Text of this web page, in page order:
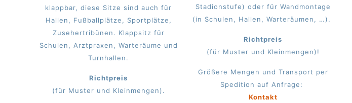
klappbar, diese Sitze sind auch für
Hallen, Fußballplätze, Sportplätze,
Zusehertribünen. Klappsitz für
Schulen, Arztpraxen, Warteräume und
Turnhallen.
Richtpreis
(für Muster und Kleinmengen).
Stadionstufe) oder für Wandmontage
(in Schulen, Hallen, Warteräumen, …).
Richtpreis
(für Muster und Kleinmengen)!
Größere Mengen und Transport per
Spedition auf Anfrage:
Kontakt